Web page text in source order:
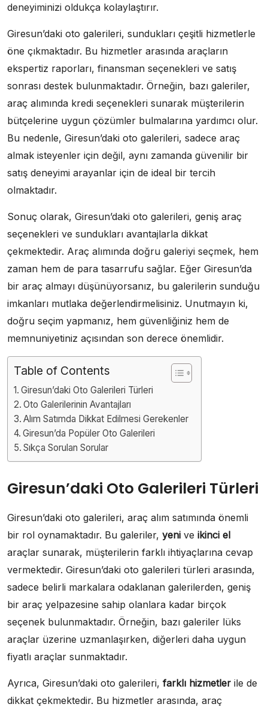
deneyiminizi oldukça kolaylaştırır.
Giresun’daki oto galerileri, sundukları çeşitli hizmetlerle
öne çıkmaktadır. Bu hizmetler arasında araçların
ekspertiz raporları, finansman seçenekleri ve satış
sonrası destek bulunmaktadır. Örneğin, bazı galeriler,
araç alımında kredi seçenekleri sunarak müşterilerin
bütçelerine uygun çözümler bulmalarına yardımcı olur.
Bu nedenle, Giresun’daki oto galerileri, sadece araç
almak isteyenler için değil, aynı zamanda güvenilir bir
satış deneyimi arayanlar için de ideal bir tercih
olmaktadır.
Sonuç olarak, Giresun’daki oto galerileri, geniş araç
seçenekleri ve sundukları avantajlarla dikkat
çekmektedir. Araç alımında doğru galeriyi seçmek, hem
zaman hem de para tasarrufu sağlar. Eğer Giresun’da
bir araç almayı düşünüyorsanız, bu galerilerin sunduğu
imkanları mutlaka değerlendirmelisiniz. Unutmayın ki,
doğru seçim yapmanız, hem güvenliğiniz hem de
memnuniyetiniz açısından son derece önemlidir.
Table of Contents
Giresun’daki Oto Galerileri Türleri
Oto Galerilerinin Avantajları
Alım Satımda Dikkat Edilmesi Gerekenler
Giresun’da Popüler Oto Galerileri
Sıkça Sorulan Sorular
Giresun’daki Oto Galerileri Türleri
Giresun’daki oto galerileri, araç alım satımında önemli
bir rol oynamaktadır. Bu galeriler, yeni ve ikinci el
araçlar sunarak, müşterilerin farklı ihtiyaçlarına cevap
vermektedir. Giresun’daki oto galerileri türleri arasında,
sadece belirli markalara odaklanan galerilerden, geniş
bir araç yelpazesine sahip olanlara kadar birçok
seçenek bulunmaktadır. Örneğin, bazı galeriler lüks
araçlar üzerine uzmanlaşırken, diğerleri daha uygun
fiyatlı araçlar sunmaktadır.
Ayrıca, Giresun’daki oto galerileri, farklı hizmetler ile de
dikkat çekmektedir. Bu hizmetler arasında, araç